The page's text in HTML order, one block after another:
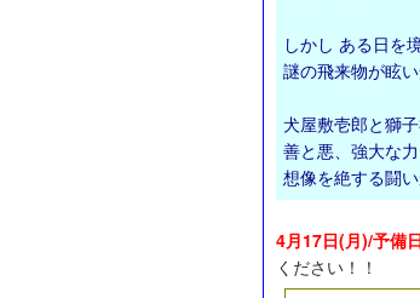
しかし ある日を
謎の飛来物が眩
犬屋敷壱郎と獅子
善と悪、強大な
想像を絶する闘
4月17日(月)/予備
ください！！